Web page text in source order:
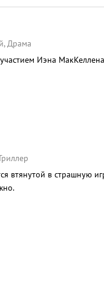
Драма
Иэна
втянутой в страшную